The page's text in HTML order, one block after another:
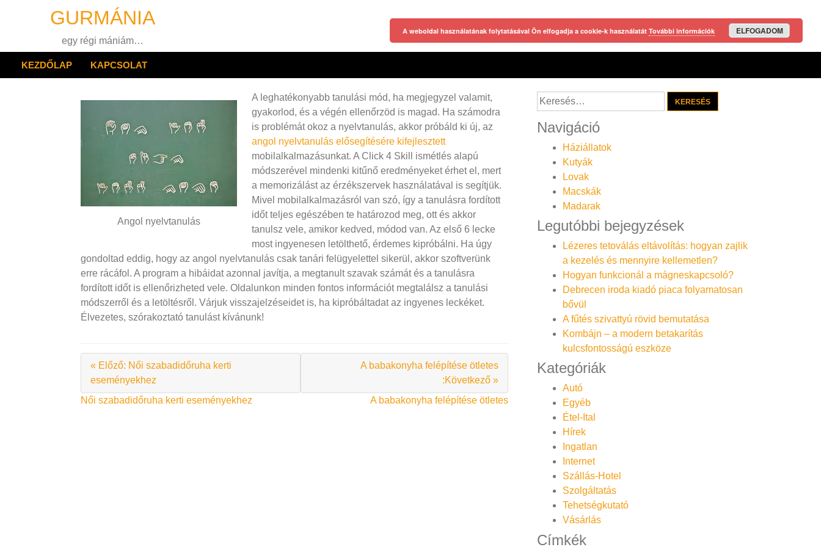
GURMÁNIA
egy régi mániám…
KEZDŐLAP KAPCSOLAT
Angol nyelvtanulás
A leghatékonyabb tanulási mód, ha megjegyzel valamit,
gyakorlod, és a végén ellenőrzöd is magad. Ha számodra
is problémát okoz a nyelvtanulás, akkor próbáld ki új, az
angol nyelvtanulás elősegítésére kifejlesztett
mobilalkalmazásunkat. A Click 4 Skill ismétlés alapú
módszerével mindenki kitűnő eredményeket érhet el, mert
a memorizálást az érzékszervek használatával is segítjük.
Mivel mobilalkalmazásról van szó, így a tanulásra fordított
időt teljes egészében te határozod meg, ott és akkor
tanulsz vele, amikor kedved, módod van. Az első 6 lecke
most ingyenesen letölthető, érdemes kipróbálni. Ha úgy
gondoltad eddig, hogy az angol nyelvtanulás csak tanári felügyelettel sikerül, akkor szoftverünk
erre rácáfol. A program a hibáidat azonnal javítja, a megtanult szavak számát és a tanulásra
fordított időt is ellenőrizheted vele. Oldalunkon minden fontos információt megtalálsz a tanulási
módszerről és a letöltésről. Várjuk visszajelzéseidet is, ha kipróbáltadat az ingyenes leckéket.
Élvezetes, szórakoztató tanulást kívánunk!
« Előző: Női szabadidőruha kerti
eseményekhez
A babakonyha felépítése ötletes
:Következő »
Bejegyzés
Női szabadidőruha kerti eseményekhez A babakonyha felépítése ötletes
Keresés:
Navigáció
Háziállatok
Kutyák
Lovak
Macskák
Madarak
Legutóbbi bejegyzések
Lézeres tetoválás eltávolítás: hogyan zajlik
a kezelés és mennyire kellemetlen?
Hogyan funkcionál a mágneskapcsoló?
Debrecen iroda kiadó piaca folyamatosan
bővül
A fűtés szivattyú rövid bemutatása
Kombájn – a modern betakarítás
kulcsfontosságú eszköze
Kategóriák
Autó
Egyéb
Étel-Ital
Hírek
Ingatlan
Internet
Szállás-Hotel
Szolgáltatás
Tehetségkutató
Vásárlás
Címkék
A weboldal használatának folytatásával Ön elfogadja a cookie-k használatát További információk ELFOGADOM